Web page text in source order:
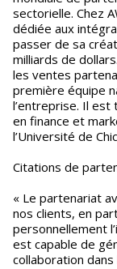
sectorielle. Chez
dédiée aux
passer de sa
milliards de
les ventes
première équipe
l’entreprise. Il est
en finance et
l’Université de
Citations de
« Le partenariat
nos clients, en
personnellement
est capable de
collaboration